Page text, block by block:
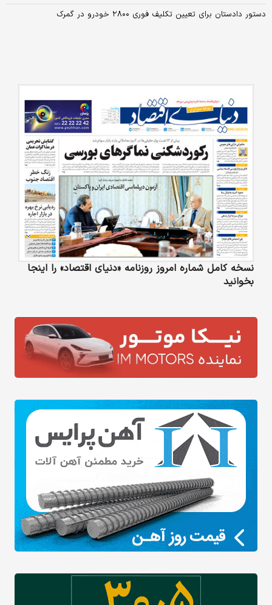
دستور دادستان برای تعیین تکلیف فوری ۲۸۰۰ خودرو در گمرک
نسخه کامل شماره امروز روزنامه «دنیای‌ اقتصاد» را اینجا
بخوانید